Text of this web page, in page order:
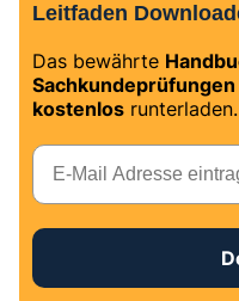
Leitfaden
Das bewährte
Sachkundeprüfungen
kostenlos runterladen.
E-Mail